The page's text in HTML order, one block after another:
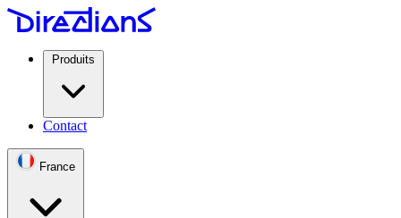
Produits
Contact
France